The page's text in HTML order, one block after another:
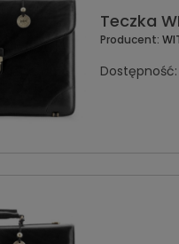
Teczka
Producent:
Dostępność: